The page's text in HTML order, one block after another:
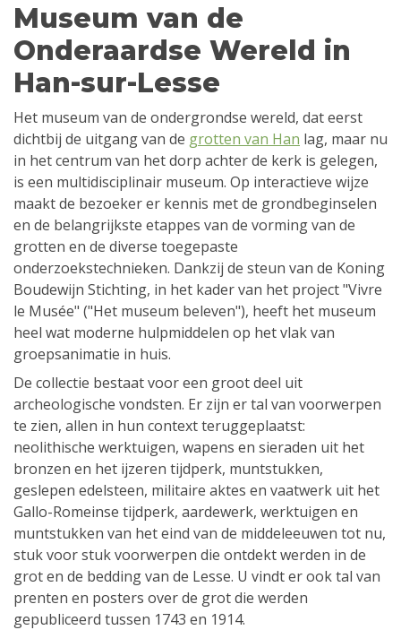
Museum van de
Onderaardse Wereld in
Han-sur-Lesse
Het museum van de ondergrondse wereld, dat eerst
dichtbij de uitgang van de grotten van Han lag, maar nu
in het centrum van het dorp achter de kerk is gelegen,
is een multidisciplinair museum. Op interactieve wijze
maakt de bezoeker er kennis met de grondbeginselen
en de belangrijkste etappes van de vorming van de
grotten en de diverse toegepaste
onderzoekstechnieken. Dankzij de steun van de Koning
Boudewijn Stichting, in het kader van het project "Vivre
le Musée" ("Het museum beleven"), heeft het museum
heel wat moderne hulpmiddelen op het vlak van
groepsanimatie in huis.
De collectie bestaat voor een groot deel uit
archeologische vondsten. Er zijn er tal van voorwerpen
te zien, allen in hun context teruggeplaatst:
neolithische werktuigen, wapens en sieraden uit het
bronzen en het ijzeren tijdperk, muntstukken,
geslepen edelsteen, militaire aktes en vaatwerk uit het
Gallo-Romeinse tijdperk, aardewerk, werktuigen en
muntstukken van het eind van de middeleeuwen tot nu,
stuk voor stuk voorwerpen die ontdekt werden in de
grot en de bedding van de Lesse. U vindt er ook tal van
prenten en posters over de grot die werden
gepubliceerd tussen 1743 en 1914.